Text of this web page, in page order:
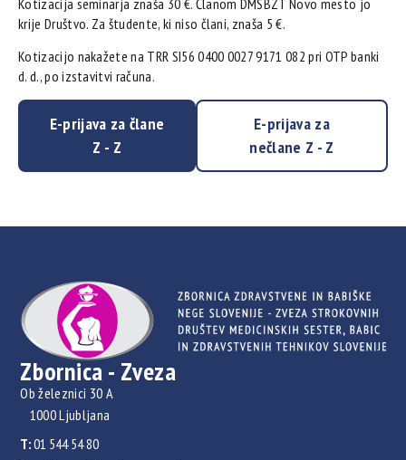
krije Društvo. Za študente, ki niso člani, znaša 5 €.
Kotizacijo nakažete na TRR SI56 0400 0027 9171 082 pri OTP banki
d. d., po izstavitvi računa.
E-prijava za člane
Z - Z
E-prijava za
nečlane Z - Z
Zbornica - Zveza
Ob železnici 30 A
1000 Ljubljana
T:01 544 54 80